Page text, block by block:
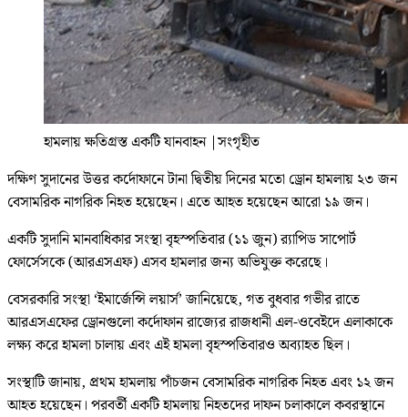
হামলায় ক্ষতিগ্রস্ত একটি যানবাহন |সংগৃহীত
দক্ষিণ সুদানের উত্তর কর্দোফানে টানা দ্বিতীয় দিনের মতো ড্রোন হামলায় ২৩ জন
বেসামরিক নাগরিক নিহত হয়েছেন। এতে আহত হয়েছেন আরো ১৯ জন।
একটি সুদানি মানবাধিকার সংস্থা বৃহস্পতিবার (১১ জুন) র‍্যাপিড সাপোর্ট
ফোর্সেসকে (আরএসএফ) এসব হামলার জন্য অভিযুক্ত করেছে।
বেসরকারি সংস্থা ‘ইমার্জেন্সি লয়ার্স’ জানিয়েছে, গত বুধবার গভীর রাতে
আরএসএফের ড্রোনগুলো কর্দোফান রাজ্যের রাজধানী এল-ওবেইদে এলাকাকে
লক্ষ্য করে হামলা চালায় এবং এই হামলা বৃহস্পতিবারও অব্যাহত ছিল।
সংস্থাটি জানায়, প্রথম হামলায় পাঁচজন বেসামরিক নাগরিক নিহত এবং ১২ জন
আহত হয়েছেন। পরবর্তী একটি হামলায় নিহতদের দাফন চলাকালে কবরস্থানে